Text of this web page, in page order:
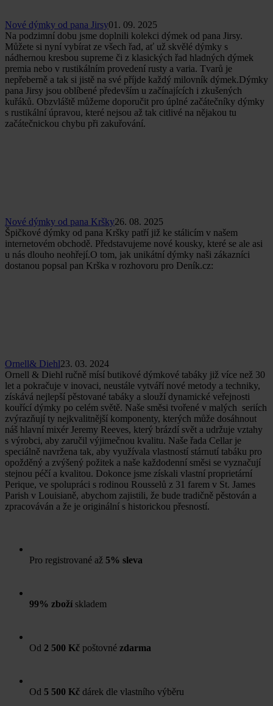
Nové dýmky od pana Jirsy01. 09. 2025
Na podzimní dobu jsme doplnili kolekci dýmek od pana Jirsy.
Můžete si nyní vybírat ze všech řad, ať už skvělé dýmky s
nádhernou kresbou supreme či z klasických řad hladných dýmek
premia nebo v rustikálním provedení rusty a varia. Tvarů je
nepřeberně a tak si jistě na své příjde každý milovník dýmek.Dýmky
pana Jirsy jsou oblíbené především u začínajících i zkušených
kuřáků. Obzvláště můžeme doporučit pro úplné začátečníky dýmky
s rustikální úpravou, které nejsou až tak citlivé na nějakou tu
začátečnickou chybu při zakuřování.
Nové dýmky od pana Kršky26. 08. 2025
Špičkové dýmky od pana Kršky patří již ke stálicím v našem
internetovém obchodě. Představujeme nové kousky, které se ale asi
u nás dlouho neohřejí.O tom, jak unikátní dýmky naši zákazníci
dostanou popsal pan Krška v rozhovoru pro Deník.cz:
Ornell& Diehl23. 03. 2024
Ornell & Diehl ručně mísí butikové dýmkové tabáky již více než 30
let a pokračuje v inovaci, neustále vytváří nové metody a techniky,
získává nejlepší pěstované tabáky a slouží dynamické veřejnosti
kouřící dýmky po celém světě. Naše směsi tvořené v malých seriích
zvýrazňují ty nejkvalitnější komponenty, kterých může dosáhnout
náš hlavní mixér Jeremy Reeves, který brázdí svět a udržuje vztahy
s výrobci, aby zaručil výjimečnou kvalitu. Naše řada Cellar je
speciálně navržena tak, aby využívala vlastností stárnutí tabáku pro
opožděný a zvýšený požitek a naše každodenní směsi se vyznačují
stejnou péčí a kvalitou. Dokonce jsme získali vlastní proprietární
Perique, ve spolupráci s rodinou Rousselů z 31 farem v St. James
Parish v Louisianě, abychom zajistili, že bude tradičně pěstován a
zpracováván a že je originální s historickou přesností.
Pro registrované až 5% sleva
99% zboží skladem
Od 2 500 Kč poštovné zdarma
Od 5 500 Kč dárek dle vlastního výběru